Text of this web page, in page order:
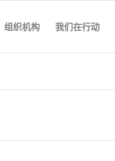
组织机构 我们在行动